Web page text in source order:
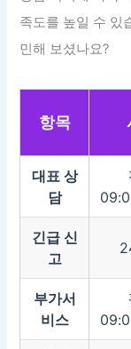
족도를 높일 수 있
민해 보셨나요?
항목
대표 상
담
긴급 신
고
부가서
비스